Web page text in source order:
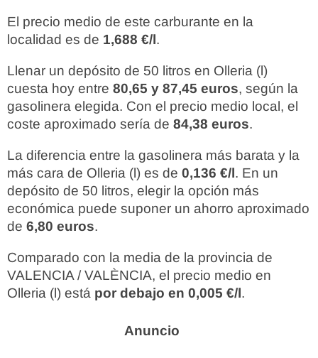
El precio medio de este carburante en la
localidad es de 1,688 €/l.
Llenar un depósito de 50 litros en Olleria (l)
cuesta hoy entre 80,65 y 87,45 euros, según la
gasolinera elegida. Con el precio medio local, el
coste aproximado sería de 84,38 euros.
La diferencia entre la gasolinera más barata y la
más cara de Olleria (l) es de 0,136 €/l. En un
depósito de 50 litros, elegir la opción más
económica puede suponer un ahorro aproximado
de 6,80 euros.
Comparado con la media de la provincia de
VALENCIA / VALÈNCIA, el precio medio en
Olleria (l) está por debajo en 0,005 €/l.